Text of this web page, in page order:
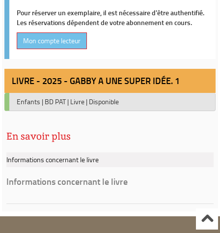
Pour réserver un exemplaire, il est nécessaire d'être authentifié.
Les réservations dépendent de votre abonnement en cours.
Mon compte lecteur
LIVRE - 2025 - GABBY A UNE SUPER IDÉE. 1
Enfants | BD PAT | Livre | Disponible
En savoir plus
Informations concernant le livre
Informations concernant le livre